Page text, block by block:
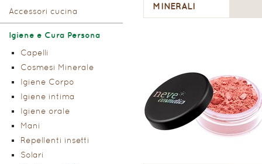
Accessori cucina
Igiene e Cura Persona
Capelli
Cosmesi Minerale
Igiene Corpo
Igiene intima
Igiene orale
Mani
Repellenti insetti
Solari
MINERALI